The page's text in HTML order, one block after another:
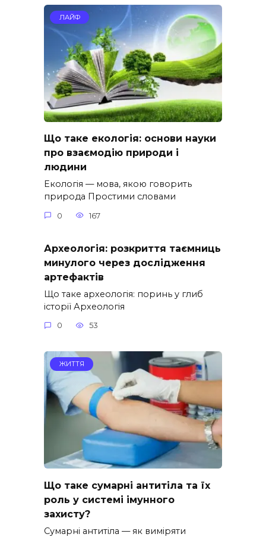
ЛАЙФ
Що таке екологія: основи науки
про взаємодію природи і
людини
Екологія — мова, якою говорить
природа Простими словами
0 167
Археологія: розкриття таємниць
минулого через дослідження
артефактів
Що таке археологія: поринь у глиб
історії Археологія
0 53
ЖИТТЯ
Що таке сумарні антитіла та їх
роль у системі імунного
захисту?
Сумарні антитіла — як виміряти